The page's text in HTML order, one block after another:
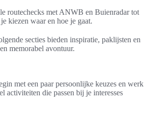
routechecks met ANWB en Buienradar tot
kiezen waar en hoe je gaat.
secties bieden inspiratie, paklijsten en
memorabel avontuur.
met een paar persoonlijke keuzes en werk
activiteiten die passen bij je interesses